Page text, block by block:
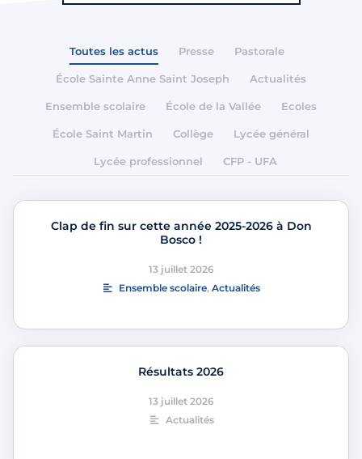
Toutes les actus Presse Pastorale
École Sainte Anne Saint Joseph Actualités
Ensemble scolaire École de la Vallée Ecoles
École Saint Martin Collège Lycée général
Lycée professionnel CFP - UFA
Clap de fin sur cette année 2025-2026 à Don
Bosco !
13 juillet 2026
Ensemble scolaire, Actualités
Résultats 2026
13 juillet 2026
Actualités